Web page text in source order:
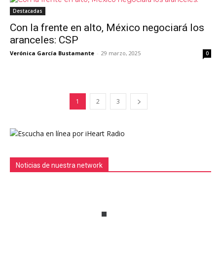
Destacadas
Con la frente en alto, México negociará los
aranceles: CSP
Verónica García Bustamante - 29 marzo, 2025 0
1 2 3
Noticias de nuestra network